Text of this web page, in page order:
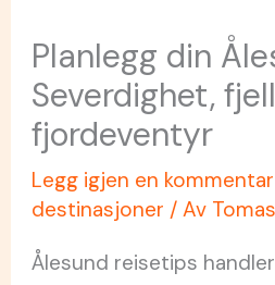
Planlegg din
Severdighet,
fjordeventyr
Legg igjen en kommentar
destinasjoner / Av
Ålesund reisetips